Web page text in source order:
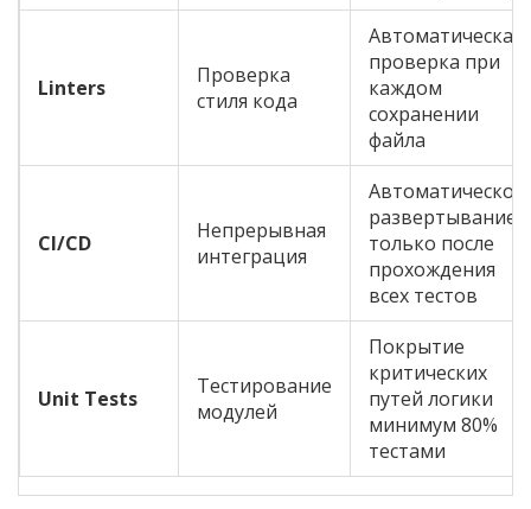
Linters
Проверка
стиля кода
Автоматическая
проверка при
каждом
сохранении
файла
CI/CD
Непрерывная
интеграция
Автоматическое
развертывание
только после
прохождения
всех тестов
Unit Tests
Тестирование
модулей
Покрытие
критических
путей логики
минимум 80%
тестами